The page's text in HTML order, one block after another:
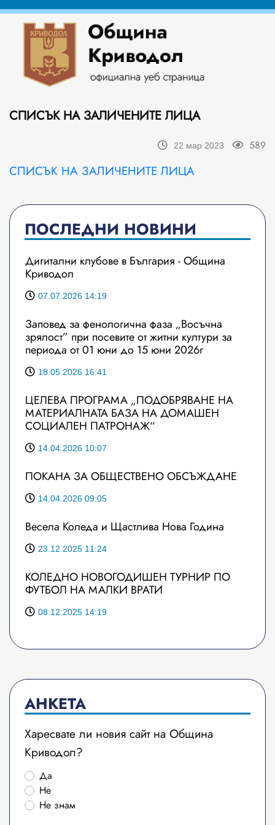
СПИСЪК НА ЗАЛИЧЕНИТЕ ЛИЦА
22 мар 2023 589
СПИСЪК НА ЗАЛИЧЕНИТЕ ЛИЦА
ПОСЛЕДНИ НОВИНИ
Дигитални клубове в България - Община
Криводол
07.07.2026 14:19
Заповед за фенологична фаза „Восъчна
зрялост” при посевите от житни култури за
периода от 01 юни до 15 юни 2026г
18.05.2026 16:41
ЦЕЛЕВА ПРОГРАМА „ПОДОБРЯВАНЕ НА
МАТЕРИАЛНАТА БАЗА НА ДОМАШЕН
СОЦИАЛЕН ПАТРОНАЖ“
14.04.2026 10:07
ПОКАНА ЗА ОБЩЕСТВЕНО ОБСЪЖДАНЕ
14.04.2026 09:05
Весела Коледа и Щастлива Нова Година
23.12.2025 11:24
КОЛЕДНО НОВОГОДИШЕН ТУРНИР ПО
ФУТБОЛ НА МАЛКИ ВРАТИ
08.12.2025 14:19
АНКЕТА
Харесвате ли новия сайт на Община
Криводол?
Да
Не
Не знам